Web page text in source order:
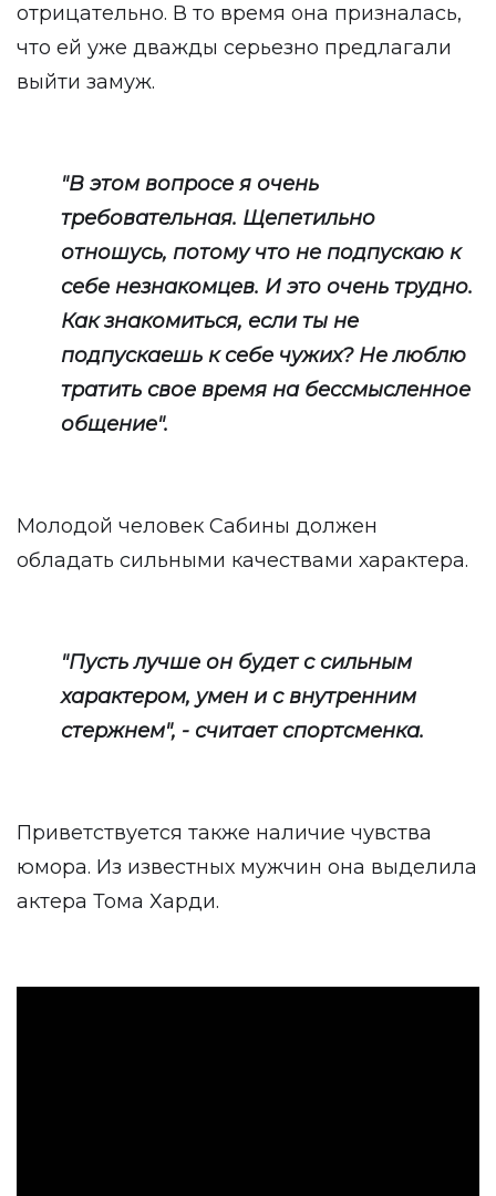
отрицательно. В то время она призналась,
что ей уже дважды серьезно предлагали
выйти замуж.
"В этом вопросе я очень
требовательная. Щепетильно
отношусь, потому что не подпускаю к
себе незнакомцев. И это очень трудно.
Как знакомиться, если ты не
подпускаешь к себе чужих? Не люблю
тратить свое время на бессмысленное
общение".
Молодой человек Сабины должен
обладать сильными качествами характера.
"Пусть лучше он будет с сильным
характером, умен и с внутренним
стержнем", - считает спортсменка.
Приветствуется также наличие чувства
юмора. Из известных мужчин она выделила
актера Тома Харди.